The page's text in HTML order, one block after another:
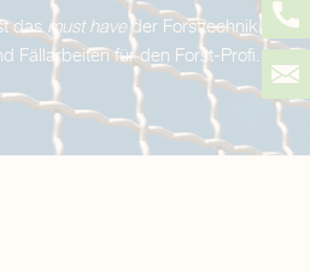
dasmust haveder Forsttechnik für
Fällarbeiten für den Forst-Profi.